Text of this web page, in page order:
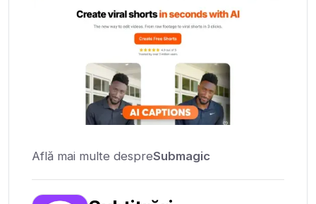
Află mai multe despreSubmagic